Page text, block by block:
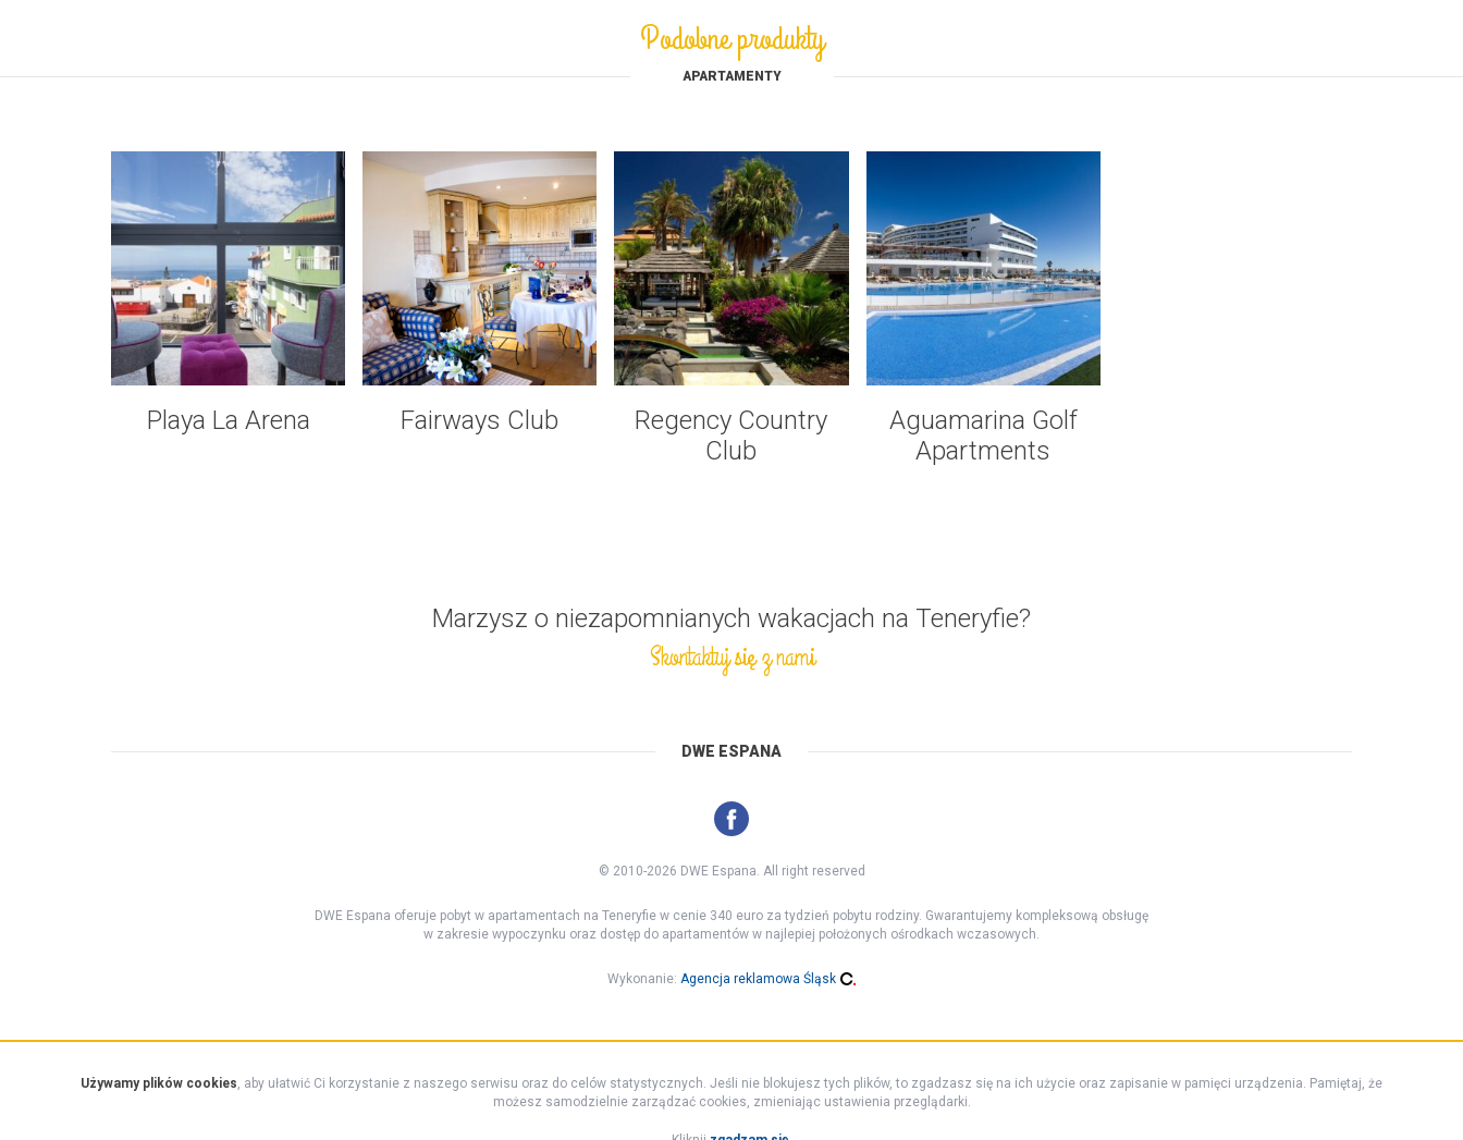
Podobne produkty
APARTAMENTY
Playa La Arena Fairways Club
Regency Country
Club
Aguamarina Golf
Apartments
Marzysz o niezapomnianych wakacjach na Teneryfie?
Skontaktuj się z nami
DWE ESPANA
© 2010-2026 DWE Espana. All right reserved
DWE Espana oferuje pobyt w apartamentach na Teneryfie w cenie 340 euro za tydzień pobytu rodziny. Gwarantujemy kompleksową obsługę
w zakresie wypoczynku oraz dostęp do apartamentów w najlepiej położonych ośrodkach wczasowych.
Wykonanie: Agencja reklamowa Śląsk
Używamy plików cookies, aby ułatwić Ci korzystanie z naszego serwisu oraz do celów statystycznych. Jeśli nie blokujesz tych plików, to zgadzasz się na ich użycie oraz zapisanie w pamięci urządzenia. Pamiętaj, że
możesz samodzielnie zarządzać cookies, zmieniając ustawienia przeglądarki.